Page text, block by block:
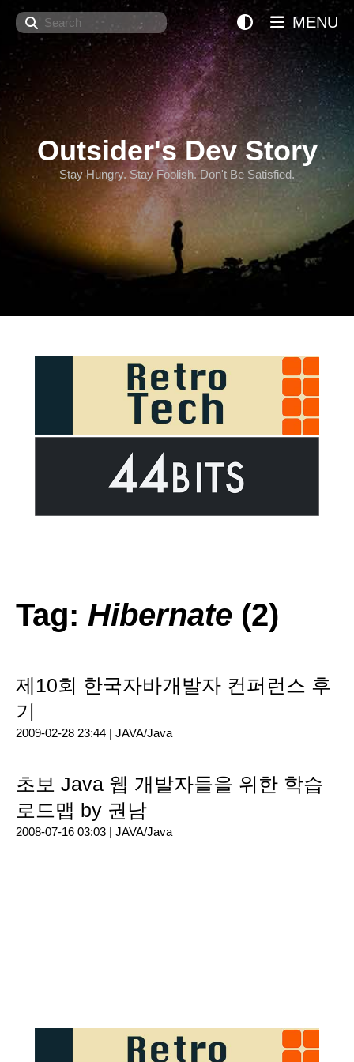
Search
Outsider's Dev Story
Stay Hungry. Stay Foolish. Don't Be Satisfied.
MENU
Tag: Hibernate (2)
제10회 한국자바개발자 컨퍼런스 후
기
2009-02-28 23:44 | JAVA/Java
초보 Java 웹 개발자들을 위한 학습
로드맵 by 권남
2008-07-16 03:03 | JAVA/Java